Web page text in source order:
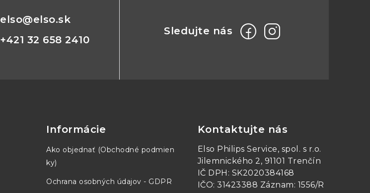
elso@elso.sk
+421 32 658 2410
Informácie
Ako objednať (Obchodné podmien
ky)
Ochrana osobných údajov - GDPR
Kontaktujte nás
Elso Philips Service, spol. s r.o.
Jilemnického 2, 91101 Trenčín
IČ DPH: SK2020384168
IČO: 31423388 Záznam: 1556/R